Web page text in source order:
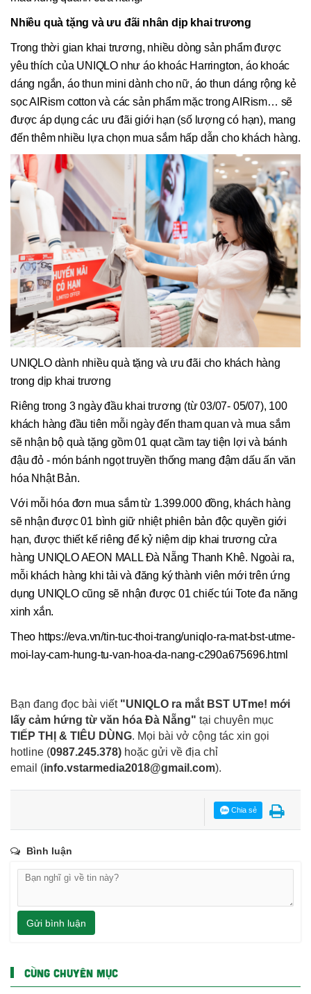
Nhiều quà tặng và ưu đãi nhân dịp khai trương
Trong thời gian khai trương, nhiều dòng sản phẩm được
yêu thích của UNIQLO như áo khoác Harrington, áo khoác
dáng ngắn, áo thun mini dành cho nữ, áo thun dáng rộng kẻ
sọc AIRism cotton và các sản phẩm mặc trong AIRism… sẽ
được áp dụng các ưu đãi giới hạn (số lượng có hạn), mang
đến thêm nhiều lựa chọn mua sắm hấp dẫn cho khách hàng.
UNIQLO dành nhiều quà tặng và ưu đãi cho khách hàng
trong dịp khai trương
Riêng trong 3 ngày đầu khai trương (từ 03/07- 05/07), 100
khách hàng đầu tiên mỗi ngày đến tham quan và mua sắm
sẽ nhận bộ quà tặng gồm 01 quạt cầm tay tiện lợi và bánh
đậu đỏ - món bánh ngọt truyền thống mang đậm dấu ấn văn
hóa Nhật Bản.
Với mỗi hóa đơn mua sắm từ 1.399.000 đồng, khách hàng
sẽ nhận được 01 bình giữ nhiệt phiên bản độc quyền giới
hạn, được thiết kế riêng để kỷ niệm dịp khai trương cửa
hàng UNIQLO AEON MALL Đà Nẵng Thanh Khê. Ngoài ra,
mỗi khách hàng khi tải và đăng ký thành viên mới trên ứng
dụng UNIQLO cũng sẽ nhận được 01 chiếc túi Tote đa năng
xinh xắn.
Theo https://eva.vn/tin-tuc-thoi-trang/uniqlo-ra-mat-bst-utme-
moi-lay-cam-hung-tu-van-hoa-da-nang-c290a675696.html
Bạn đang đọc bài viết "UNIQLO ra mắt BST UTme! mới
lấy cảm hứng từ văn hóa Đà Nẵng" tại chuyên mục
TIẾP THỊ & TIÊU DÙNG. Mọi bài vở cộng tác xin gọi
hotline (0987.245.378) hoặc gửi về địa chỉ
email (info.vstarmedia2018@gmail.com).
Chia sẻ
Bình luận
Gửi bình luận
CÙNG CHUYÊN MỤC